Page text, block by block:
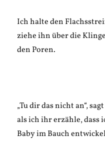
Ich halte den
ziehe ihn über die
den Poren.
„Tu dir das nicht an“,
als ich ihr erzähle, dass
Baby im Bauch